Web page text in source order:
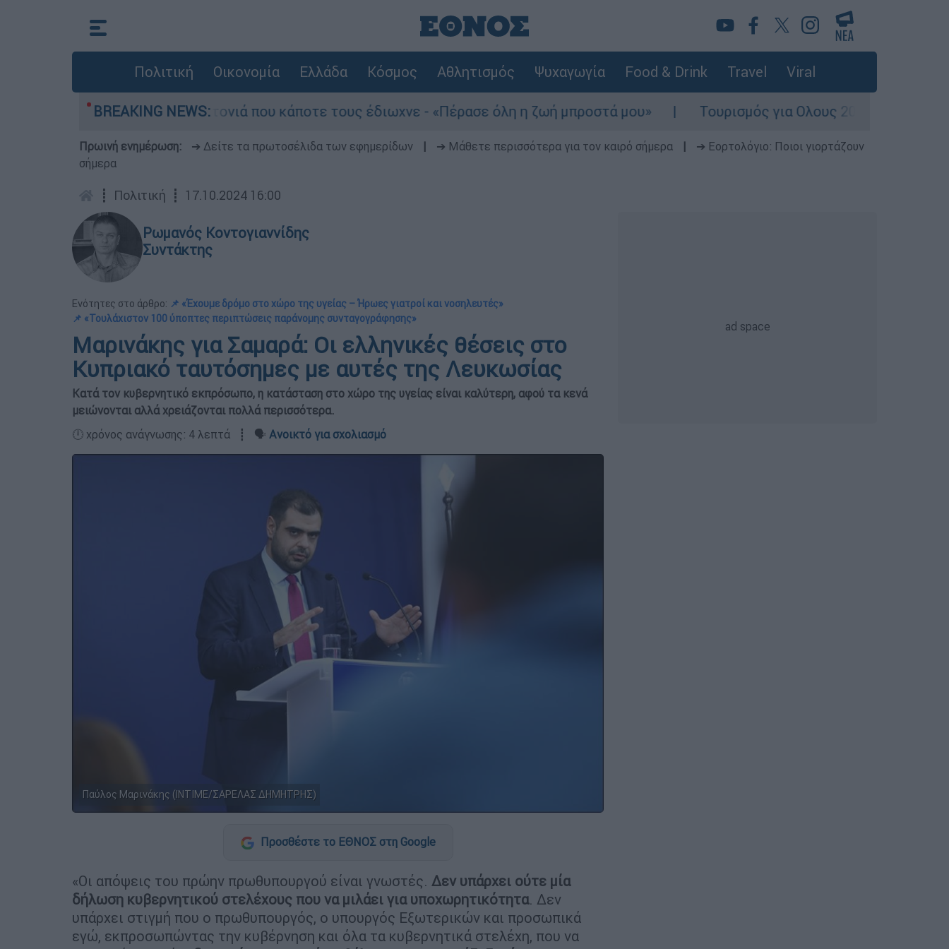
Πολιτική Οικονομία Ελλάδα Κόσμος Αθλητισμός Ψυχαγωγία Food & Drink Travel Viral
BREAKING NEWS:
φωτιά τη γειτονιά που κάποτε τους έδιωχνε - «Πέρασε όλη η ζωή μπροστά μου» Τουρισμός για Ολους 2026-2027: Τα SOS για να
Πρωινή ενημέρωση: ➔ Δείτε τα πρωτοσέλιδα των εφημερίδων ➔ Μάθετε περισσότερα για τον καιρό σήμερα
➔ Εορτολόγιο: Ποιοι γιορτάζουν
σήμερα
┋ Πολιτική ┋ 17.10.2024 16:00
Ρωμανός Κοντογιαννίδης
Συντάκτης
Ενότητες στο άρθρο: 📌 «Έχουμε δρόμο στο χώρο της υγείας – Ήρωες γιατροί και νοσηλευτές»
📌 «Τουλάχιστον 100 ύποπτες περιπτώσεις παράνομης συνταγογράφησης»
Μαρινάκης για Σαμαρά: Οι ελληνικές θέσεις στο
Κυπριακό ταυτόσημες με αυτές της Λευκωσίας
Κατά τον κυβερνητικό εκπρόσωπο, η κατάσταση στο χώρο της υγείας είναι καλύτερη, αφού τα κενά
μειώνονται αλλά χρειάζονται πολλά περισσότερα.
🕛 χρόνος ανάγνωσης: 4 λεπτά ┋ 🗣️ Ανοικτό για σχολιασμό
Παύλος Μαρινάκης (INTIME/ΣΑΡΕΛΑΣ ΔΗΜΗΤΡΗΣ)
Προσθέστε το ΕΘΝΟΣ στη Google
«Οι απόψεις του πρώην πρωθυπουργού είναι γνωστές. Δεν υπάρχει ούτε μία
δήλωση κυβερνητικού στελέχους που να μιλάει για υποχωρητικότητα. Δεν
υπάρχει στιγμή που ο πρωθυπουργός, ο υπουργός Εξωτερικών και προσωπικά
εγώ, εκπροσωπώντας την κυβέρνηση και όλα τα κυβερνητικά στελέχη, που να